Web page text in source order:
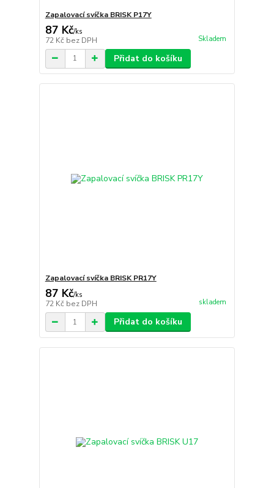
Zapalovací svíčka BRISK P17Y
87 Kč/ks
72 Kč bez DPH Skladem
Přidat do košíku
Zapalovací svíčka BRISK PR17Y
87 Kč/ks
72 Kč bez DPH skladem
Přidat do košíku